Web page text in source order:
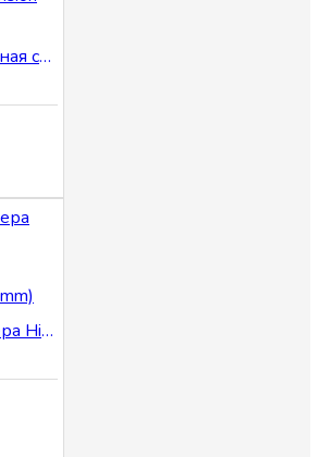
EM бесконтактная смарт карта Hikvision DS-KEM125
HD Видеокамера Hikvision DS-2CE19U7T-AIT3ZF(2.7-13.5mm)